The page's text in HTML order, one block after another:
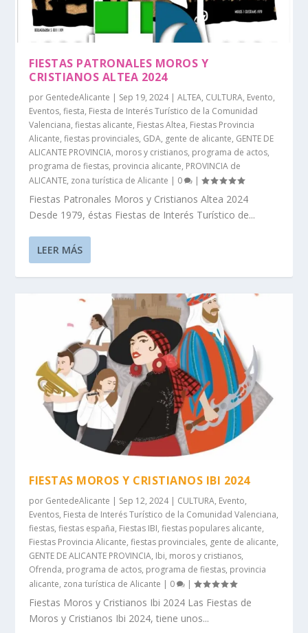
FIESTAS PATRONALES MOROS Y
CRISTIANOS ALTEA 2024
por GentedeAlicante | Sep 19, 2024|ALTEA, CULTURA, Evento,
Eventos,fiesta, Fiesta de Interés Turístico de la Comunidad
Valenciana,fiestas alicante, Fiestas Altea, Fiestas Provincia
Alicante,fiestas provinciales, GDA, gente de alicante, GENTE DE
ALICANTE PROVINCIA, moros y cristianos, programa de actos,
programa de fiestas, provincia alicante, PROVINCIA de
ALICANTE, zona turística de Alicante | 0 |
Fiestas Patronales Moros y Cristianos Altea 2024
Desde 1979, éstas Fiestas de Interés Turístico de...
LEER MÁS
FIESTAS MOROS Y CRISTIANOS IBI 2024
por GentedeAlicante | Sep 12, 2024| CULTURA, Evento,
Eventos, Fiesta de Interés Turístico de la Comunidad Valenciana,
fiestas,fiestas españa, Fiestas IBI,fiestas populares alicante,
Fiestas Provincia Alicante,fiestas provinciales, gente de alicante,
GENTE DE ALICANTE PROVINCIA, Ibi, moros y cristianos,
Ofrenda, programa de actos, programa de fiestas, provincia
alicante, zona turística de Alicante | 0 |
Fiestas Moros y Cristianos Ibi 2024 Las Fiestas de
Moros y Cristianos Ibi 2024, tiene unos...